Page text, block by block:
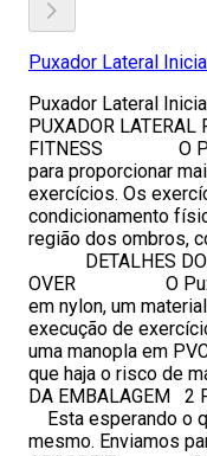
Puxador Lateral
Puxador Lateral
PUXADOR LATERAL
FITNESS O
para proporcionar
exercícios. Os
condicionamento
região dos
DETALHES DO
OVER O
em nylon, um
execução de
uma manopla em
que haja o risco
DA EMBALAGEM 2
Esta esperando o
mesmo.